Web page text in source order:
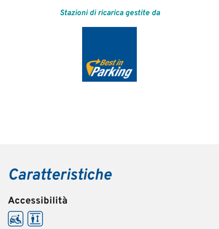
Stazioni di ricarica gestite da
Caratteristiche
Accessibilità